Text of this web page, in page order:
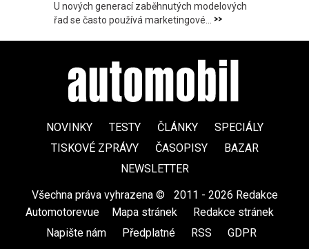
U nových generací zaběhnutých modelových
řad se často používá marketingové... >>
NOVINKY TESTY ČLÁNKY
SPECIÁLY
TISKOVÉ ZPRÁVY
ČASOPISY
BAZAR
NEWSLETTER
Všechna práva vyhrazena ©
2011 - 2026 Redakce
Automotorevue
Mapa stránek Redakce stránek
Napište nám
Předplatné RSS GDPR